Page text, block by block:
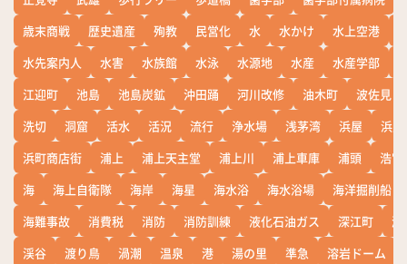
歳末商戦
歴史遺産 殉教 民営化 水 水かけ 水上空港
水先案内人
水害 水族館 水泳 水源地 水産 水産学部
江迎町
池島 池島炭鉱 沖田踊 河川改修 油木町
波佐見
洗切
洞窟 活水 活況 流行 浄水場 浅茅湾 浜屋
浜
浜町商店街
浦上 浦上天主堂 浦上川 浦上車庫 浦頭
浩宮
海
海上自衛隊 海岸 海星 海水浴 海水浴場
海洋掘削船
海難事故
消費税 消防 消防訓練 液化石油ガス 深江町
淵
渓谷
渡り鳥 渦潮 温泉 港 湯の里 準急 溶岩ドーム